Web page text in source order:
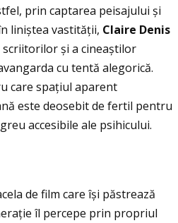
prin captarea peisajului și
liniștea vastităţii, Claire Denis
și a cineaștilor
cu tentă alegorică.
care spaţiul aparent
este deosebit de fertil pentru
accesibile ale psihicului.
de film care își păstrează
îl percepe prin propriul